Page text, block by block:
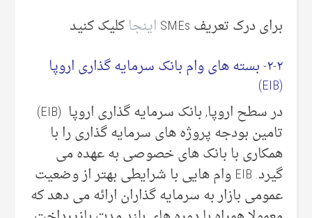
برای درک تعریف SMEs
اینجاکلیک کنید
۲-۲- بسته های وام بانک سرمایه گذاری اروپا
(EIB)
در سطح اروپا, بانک سرمایه گذاری اروپا (EIB)
تامین بودجه پروژه های سرمایه گذاری را با
همکاری با بانک های خصوصی به عهده می
گیرد. EIB وام هایی با شرایطی بهتر از وضعیت
عمومی بازار به سرمایه گذاران ارائه می دهد که